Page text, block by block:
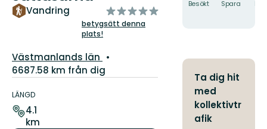
Vandring
av
5
betygsätt denna
plats!
Län:
Västmanlands län
6687.58 km från dig
om
leden
LÄNGD
4.1
km
Besökt Spara
Ta dig hit
med
kollektivtr
afik